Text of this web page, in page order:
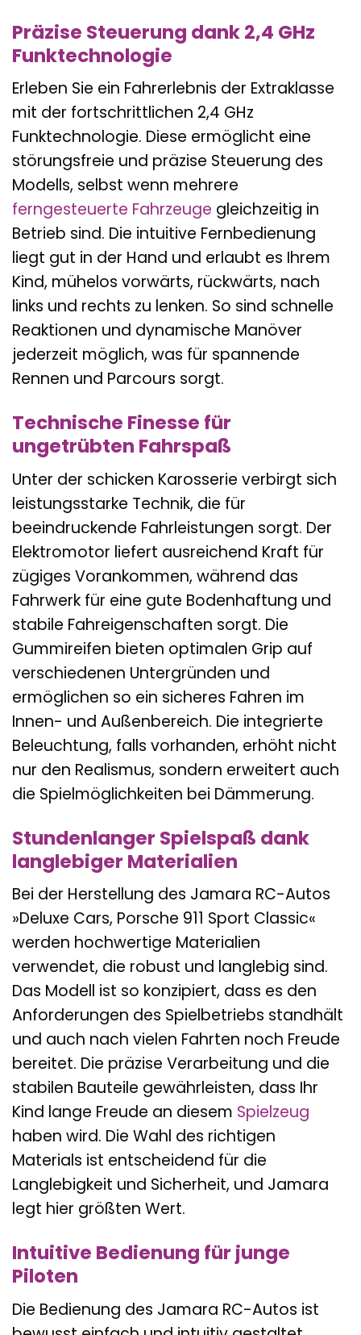
Präzise Steuerung dank 2,4 GHz
Funktechnologie
Erleben Sie ein Fahrerlebnis der Extraklasse
mit der fortschrittlichen 2,4 GHz
Funktechnologie. Diese ermöglicht eine
störungsfreie und präzise Steuerung des
Modells, selbst wenn mehrere
ferngesteuerte Fahrzeuge gleichzeitig in
Betrieb sind. Die intuitive Fernbedienung
liegt gut in der Hand und erlaubt es Ihrem
Kind, mühelos vorwärts, rückwärts, nach
links und rechts zu lenken. So sind schnelle
Reaktionen und dynamische Manöver
jederzeit möglich, was für spannende
Rennen und Parcours sorgt.
Technische Finesse für
ungetrübten Fahrspaß
Unter der schicken Karosserie verbirgt sich
leistungsstarke Technik, die für
beeindruckende Fahrleistungen sorgt. Der
Elektromotor liefert ausreichend Kraft für
zügiges Vorankommen, während das
Fahrwerk für eine gute Bodenhaftung und
stabile Fahreigenschaften sorgt. Die
Gummireifen bieten optimalen Grip auf
verschiedenen Untergründen und
ermöglichen so ein sicheres Fahren im
Innen- und Außenbereich. Die integrierte
Beleuchtung, falls vorhanden, erhöht nicht
nur den Realismus, sondern erweitert auch
die Spielmöglichkeiten bei Dämmerung.
Stundenlanger Spielspaß dank
langlebiger Materialien
Bei der Herstellung des Jamara RC-Autos
»Deluxe Cars, Porsche 911 Sport Classic«
werden hochwertige Materialien
verwendet, die robust und langlebig sind.
Das Modell ist so konzipiert, dass es den
Anforderungen des Spielbetriebs standhält
und auch nach vielen Fahrten noch Freude
bereitet. Die präzise Verarbeitung und die
stabilen Bauteile gewährleisten, dass Ihr
Kind lange Freude an diesem Spielzeug
haben wird. Die Wahl des richtigen
Materials ist entscheidend für die
Langlebigkeit und Sicherheit, und Jamara
legt hier größten Wert.
Intuitive Bedienung für junge
Piloten
Die Bedienung des Jamara RC-Autos ist